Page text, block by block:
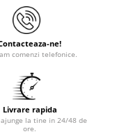
ne!
comenzi telefonice.
Livrare rapida
la tine in 24/48 de
ore.